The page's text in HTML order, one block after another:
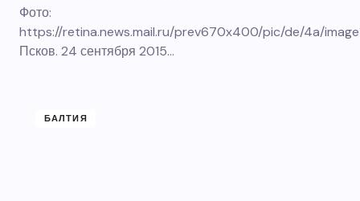
Фото:
https://retina.news.mail.ru/prev670x400/pic/de/4a/
Псков. 24 сентября 2015…
БАЛТИЯ